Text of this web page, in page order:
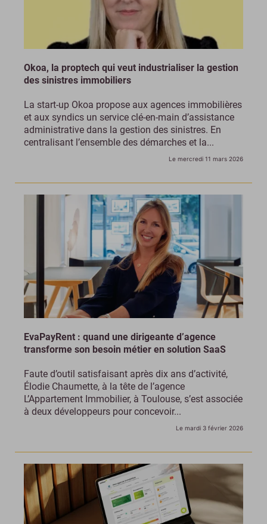
Okoa, la proptech qui veut industrialiser la gestion
des sinistres immobiliers
La start-up Okoa propose aux agences immobilières
et aux syndics un service clé-en-main d’assistance
administrative dans la gestion des sinistres. En
centralisant l’ensemble des démarches et la...
Le mercredi 11 mars 2026
EvaPayRent : quand une dirigeante d’agence
transforme son besoin métier en solution SaaS
Faute d’outil satisfaisant après dix ans d’activité,
Élodie Chaumette, à la tête de l’agence
L’Appartement Immobilier, à Toulouse, s’est associée
à deux développeurs pour concevoir...
Le mardi 3 février 2026